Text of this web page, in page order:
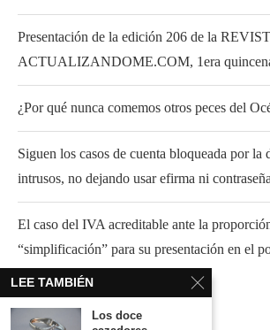
Presentación de la edición 206 de la
ACTUALIZANDOME.COM, 1era
¿Por qué nunca comemos otros peces del
Siguen los casos de cuenta bloqueada por la
intrusos, no dejando usar efirma ni
El caso del IVA acreditable ante la
“simplificación” para su presentación en el
LEE TAMBIÉN
Los doce